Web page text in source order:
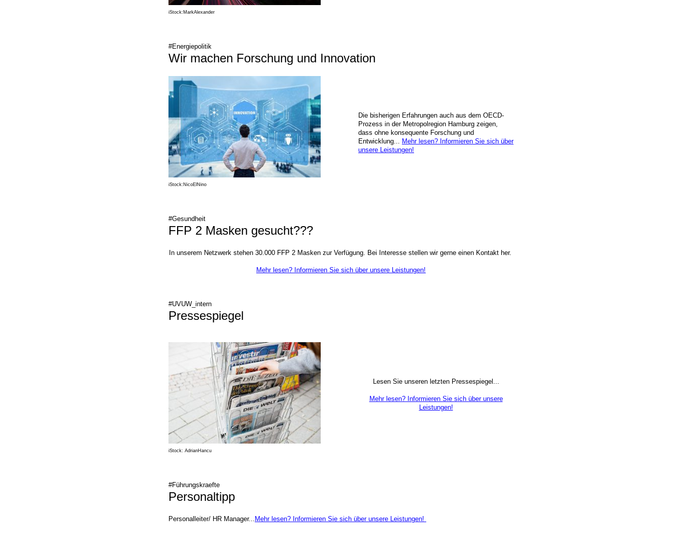
iStock:MarkAlexander
#Energiepolitik
Wir machen Forschung und Innovation
iStock:NicoElNino
Die bisherigen Erfahrungen auch aus dem OECD-
Prozess in der Metropolregion Hamburg zeigen,
dass ohne konsequente Forschung und
Entwicklung... Mehr lesen? Informieren Sie sich über
unsere Leistungen!
#Gesundheit
FFP 2 Masken gesucht???
In unserem Netzwerk stehen 30.000 FFP 2 Masken zur Verfügung. Bei Interesse stellen wir gerne einen Kontakt her.
Mehr lesen? Informieren Sie sich über unsere Leistungen!
#UVUW_intern
Pressespiegel
iStock: AdrianHancu
Lesen Sie unseren letzten Pressespiegel...
Mehr lesen? Informieren Sie sich über unsere
Leistungen!
#Führungskraefte
Personaltipp
Personalleiter/ HR Manager... Mehr lesen? Informieren Sie sich über unsere Leistungen!